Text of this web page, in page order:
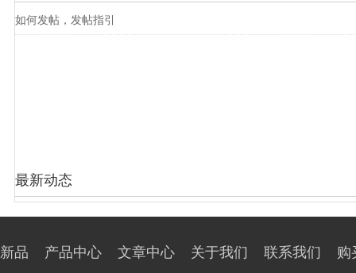
如何发帖，发帖指引
最新动态
新品 产品中心 文章中心 关于我们 联系我们
购